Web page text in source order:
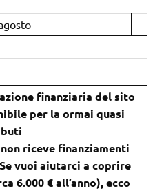
finanziaria del sito
per la ormai quasi
riceve finanziamenti
vuoi aiutarci a coprire
6.000 € all’anno), ecco